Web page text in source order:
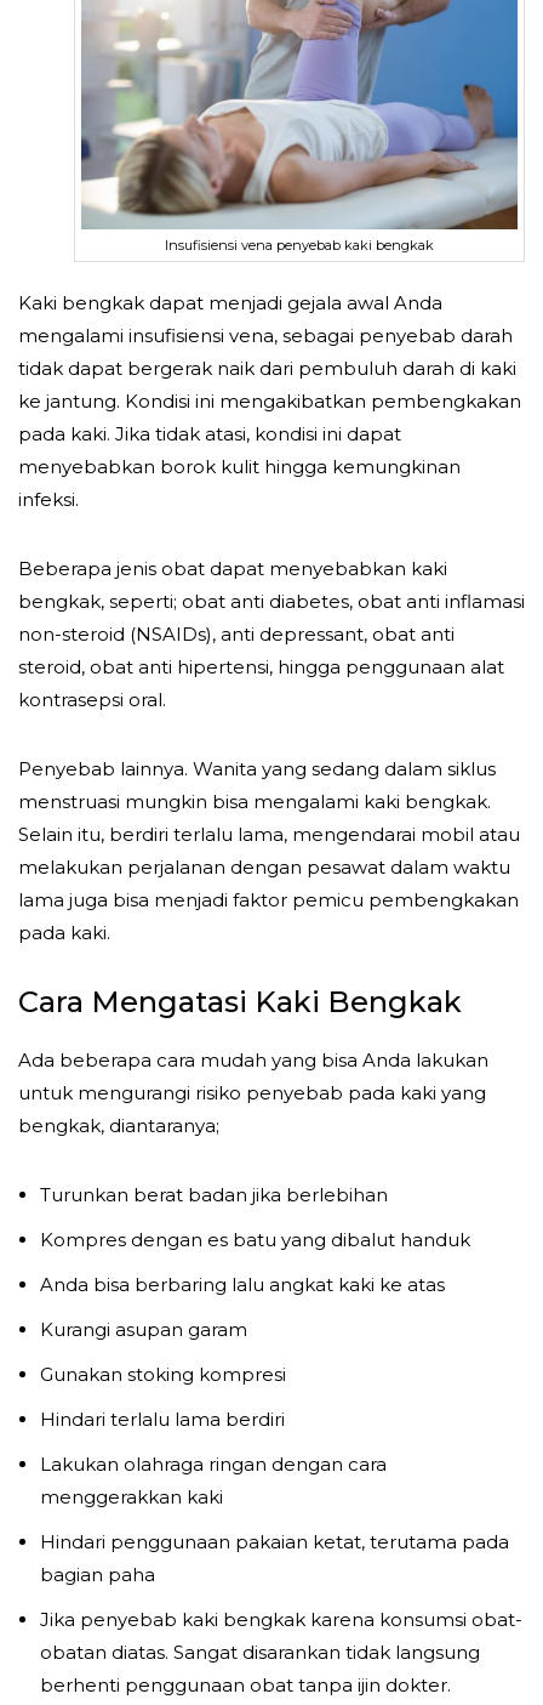
Insufisiensi vena penyebab kaki bengkak
Kaki bengkak dapat menjadi gejala awal Anda
mengalami insufisiensi vena, sebagai penyebab darah
tidak dapat bergerak naik dari pembuluh darah di kaki
ke jantung. Kondisi ini mengakibatkan pembengkakan
pada kaki. Jika tidak atasi, kondisi ini dapat
menyebabkan borok kulit hingga kemungkinan
infeksi.
Beberapa jenis obat dapat menyebabkan kaki
bengkak, seperti; obat anti diabetes, obat anti inflamasi
non-steroid (NSAIDs), anti depressant, obat anti
steroid, obat anti hipertensi, hingga penggunaan alat
kontrasepsi oral.
Penyebab lainnya. Wanita yang sedang dalam siklus
menstruasi mungkin bisa mengalami kaki bengkak.
Selain itu, berdiri terlalu lama, mengendarai mobil atau
melakukan perjalanan dengan pesawat dalam waktu
lama juga bisa menjadi faktor pemicu pembengkakan
pada kaki.
Cara Mengatasi Kaki Bengkak
Ada beberapa cara mudah yang bisa Anda lakukan
untuk mengurangi risiko penyebab pada kaki yang
bengkak, diantaranya;
Turunkan berat badan jika berlebihan
Kompres dengan es batu yang dibalut handuk
Anda bisa berbaring lalu angkat kaki ke atas
Kurangi asupan garam
Gunakan stoking kompresi
Hindari terlalu lama berdiri
Lakukan olahraga ringan dengan cara
menggerakkan kaki
Hindari penggunaan pakaian ketat, terutama pada
bagian paha
Jika penyebab kaki bengkak karena konsumsi obat-
obatan diatas. Sangat disarankan tidak langsung
berhenti penggunaan obat tanpa ijin dokter.